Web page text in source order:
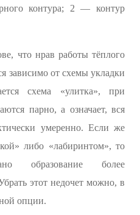
контура; 2 — контур
что нрав работы тёплого
зависимо от схемы укладки
схема «улитка», при
парно, а означает, вся
умеренно. Если же
либо «лабиринтом», то
образование более
этот недочет можно, в
опции.